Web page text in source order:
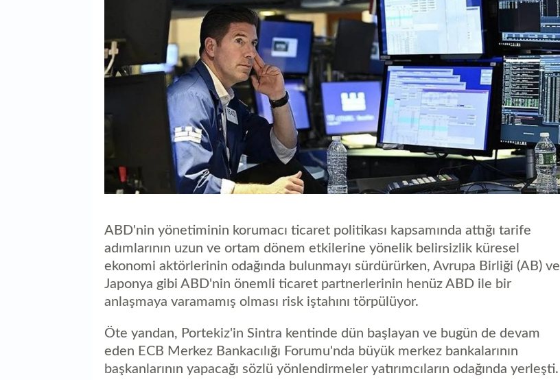
ABD'nin yönetiminin korumacı ticaret politikası kapsamında attığı tarife
adımlarının uzun ve ortam dönem etkilerine yönelik belirsizlik küresel
ekonomi aktörlerinin odağında bulunmayı sürdürürken, Avrupa Birliği (AB) ve
Japonya gibi ABD'nin önemli ticaret partnerlerinin henüz ABD ile bir
anlaşmaya varamamış olması risk iştahını törpülüyor.
Öte yandan, Portekiz'in Sintra kentinde dün başlayan ve bugün de devam
eden ECB Merkez Bankacılığı Forumu'nda büyük merkez bankalarının
başkanlarının yapacağı sözlü yönlendirmeler yatırımcıların odağında yerleşti.